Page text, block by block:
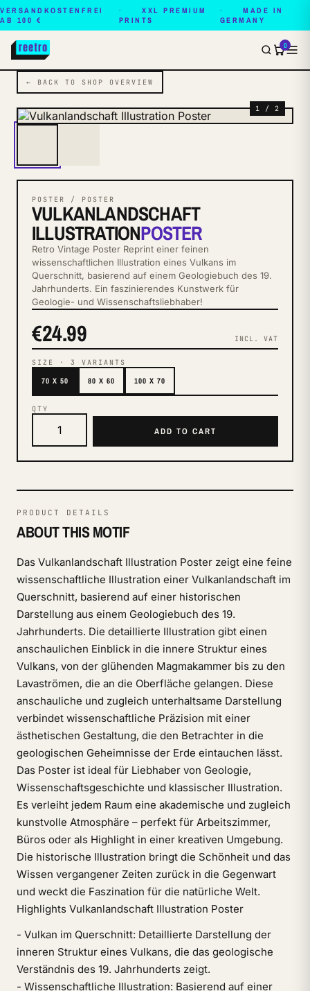
VERSANDKOSTENFREI
AB 100 €
XXL PREMIUM
PRINTS
MADE IN
GERMANY
0
← BACK TO SHOP OVERVIEW
1 / 2
POSTER / POSTER
VULKANLANDSCHAFT
ILLUSTRATIONPOSTER
Retro Vintage Poster Reprint einer feinen
wissenschaftlichen Illustration eines Vulkans im
Querschnitt, basierend auf einem Geologiebuch des 19.
Jahrhunderts. Ein faszinierendes Kunstwerk für
Geologie- und Wissenschaftsliebhaber!
€24.99 INCL. VAT
SIZE · 3 VARIANTS
70 X 50 80 X 60 100 X 70
QTY
ADD TO CART
PRODUCT DETAILS
ABOUT THIS MOTIF
Das Vulkanlandschaft Illustration Poster zeigt eine feine
wissenschaftliche Illustration einer Vulkanlandschaft im
Querschnitt, basierend auf einer historischen
Darstellung aus einem Geologiebuch des 19.
Jahrhunderts. Die detaillierte Illustration gibt einen
anschaulichen Einblick in die innere Struktur eines
Vulkans, von der glühenden Magmakammer bis zu den
Lavaströmen, die an die Oberfläche gelangen. Diese
anschauliche und zugleich unterhaltsame Darstellung
verbindet wissenschaftliche Präzision mit einer
ästhetischen Gestaltung, die den Betrachter in die
geologischen Geheimnisse der Erde eintauchen lässt.
Das Poster ist ideal für Liebhaber von Geologie,
Wissenschaftsgeschichte und klassischer Illustration.
Es verleiht jedem Raum eine akademische und zugleich
kunstvolle Atmosphäre – perfekt für Arbeitszimmer,
Büros oder als Highlight in einer kreativen Umgebung.
Die historische Illustration bringt die Schönheit und das
Wissen vergangener Zeiten zurück in die Gegenwart
und weckt die Faszination für die natürliche Welt.
Highlights Vulkanlandschaft Illustration Poster
- Vulkan im Querschnitt: Detaillierte Darstellung der
inneren Struktur eines Vulkans, die das geologische
Verständnis des 19. Jahrhunderts zeigt.
- Wissenschaftliche Illustration: Basierend auf einer